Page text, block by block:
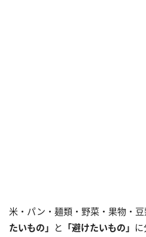
米・パン・麺類・野菜・果物・
たいもの」 と 「避けたいもの」